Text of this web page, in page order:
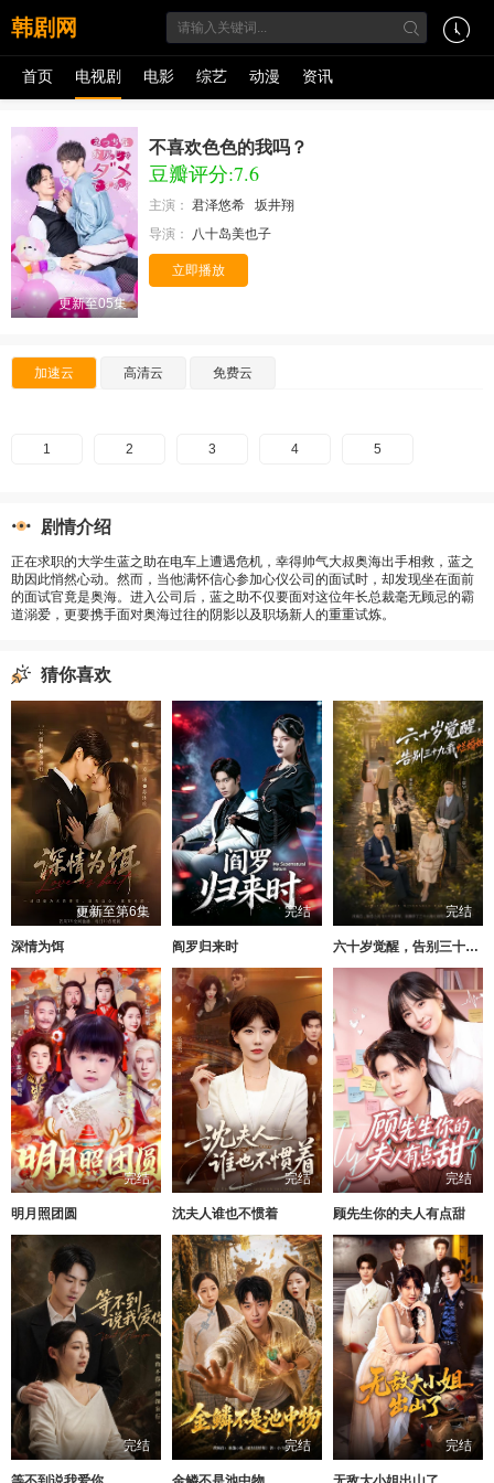
韩剧网
首页 电视剧 电影 综艺 动漫 资讯
更新至05集
不喜欢色色的我吗？
豆瓣评分:7.6
主演： 君泽悠希
坂井翔
导演：
八十岛美也子
立即播放
加速云 高清云 免费云
1 2 3 4 5
剧情介绍
正在求职的大学生蓝之助在电车上遭遇危机，幸得帅气大叔奥海出手相救，蓝之
助因此悄然心动。然而，当他满怀信心参加心仪公司的面试时，却发现坐在面前
的面试官竟是奥海。进入公司后，蓝之助不仅要面对这位年长总裁毫无顾忌的霸
道溺爱，更要携手面对奥海过往的阴影以及职场新人的重重试炼。
猜你喜欢
更新至第6集
深情为饵
完结
阎罗归来时
完结
六十岁觉醒，告别三十九载烂婚姻
完结
明月照团圆
完结
沈夫人谁也不惯着
完结
顾先生你的夫人有点甜
完结 完结 完结